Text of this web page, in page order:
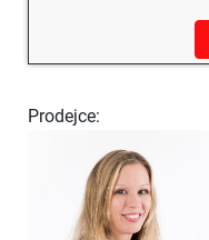
Prodejce: